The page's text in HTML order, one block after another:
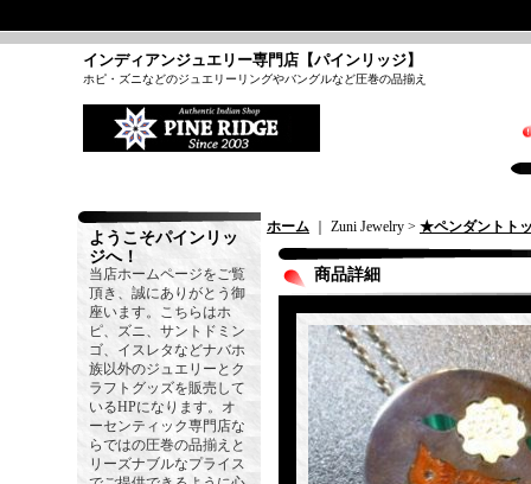
インディアンジュエリー専門店【パインリッジ】
ホピ・ズニなどのジュエリーリングやバングルなど圧巻の品揃え
ようこそパインリッ
ジへ！
当店ホームページをご覧
頂き、誠にありがとう御
座います。こちらはホ
ピ、ズニ、サントドミン
ゴ、イスレタなどナバホ
族以外のジュエリーとク
ラフトグッズを販売して
いるHPになります。オ
ーセンティック専門店な
らではの圧巻の品揃えと
リーズナブルなプライス
ホーム ｜ Zuni Jewelry > ★ペンダントト
商品詳細